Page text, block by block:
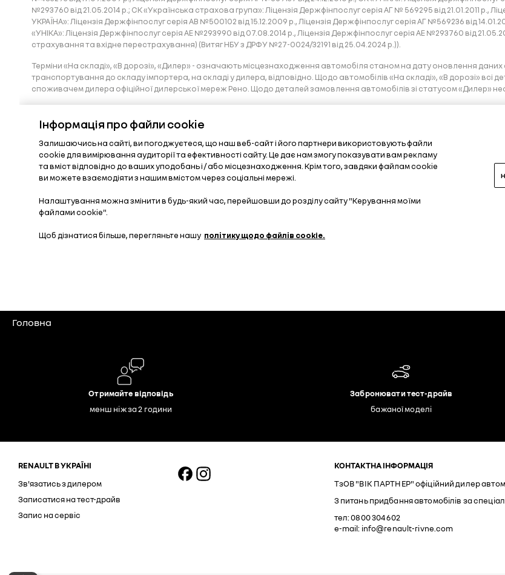
Головна
Отримайте відповідь
менш ніж за 2 години
Забронювати тест-драйв
бажаної моделі
RENAULT В УКРАЇНІ
Зв'язатись з дилером
Записатися на тест-драйв
Запис на сервіс
КОНТАКТНА ІНФОРМАЦІЯ
ТзОВ "ВІК ПАРТНЕР" офіційний дилер
З питань придбання автомобілів за
тел: 0800 304 602
e-mail: info@renault-rivne.com